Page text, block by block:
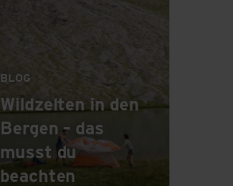
BLOG
Wildzelten in den
Bergen – das
musst du
beachten